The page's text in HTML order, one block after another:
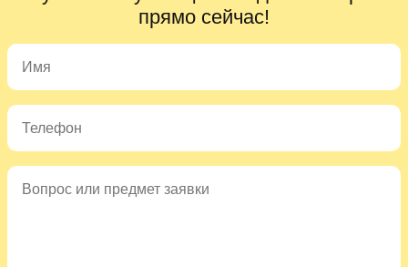
прямо сейчас!